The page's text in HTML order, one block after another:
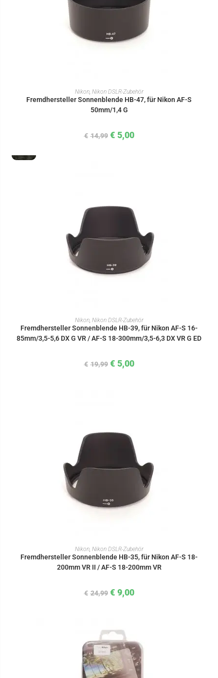
IN DEN WARENKORB
Nikon, Nikon DSLR-Zubehör
Fremdhersteller Sonnenblende HB-47, für Nikon AF-S
50mm/1,4 G
€ 14,99 € 5,00
IN DEN WARENKORB
Nikon, Nikon DSLR-Zubehör
Fremdhersteller Sonnenblende HB-39, für Nikon AF-S 16-
85mm/3,5-5,6 DX G VR / AF-S 18-300mm/3,5-6,3 DX VR G ED
€ 19,99 € 5,00
IN DEN WARENKORB
Nikon, Nikon DSLR-Zubehör
Fremdhersteller Sonnenblende HB-35, für Nikon AF-S 18-
200mm VR II / AF-S 18-200mm VR
€ 24,99 € 9,00